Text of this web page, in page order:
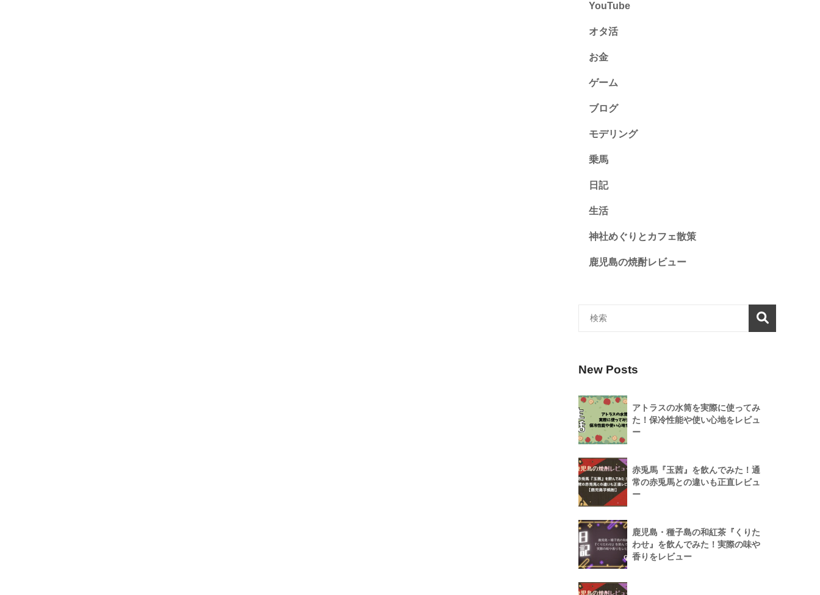
YouTube
オタ活
お金
ゲーム
ブログ
モデリング
乗馬
日記
生活
神社めぐりとカフェ散策
鹿児島の焼酎レビュー
New Posts
アトラスの水筒を実際に使ってみ
た！保冷性能や使い心地をレビュ
ー
赤兎馬『玉茜』を飲んでみた！通
常の赤兎馬との違いも正直レビュ
ー
鹿児島・種子島の和紅茶『くりた
わせ』を飲んでみた！実際の味や
香りをレビュー